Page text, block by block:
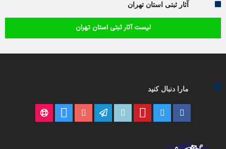
آثار ثبتی استان تهران
لیست آثار ثبتی استان تهران
مارا دنبال کنید